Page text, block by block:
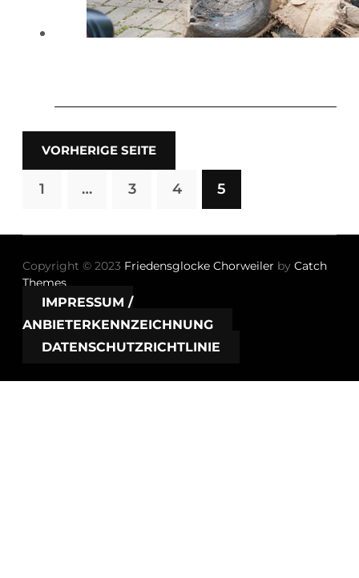
VORHERIGE SEITE
1 … 3 4 5
Copyright © 2023 Friedensglocke Chorweiler by Catch
Themes
IMPRESSUM /
ANBIETERKENNZEICHNUNG
DATENSCHUTZRICHTLINIE